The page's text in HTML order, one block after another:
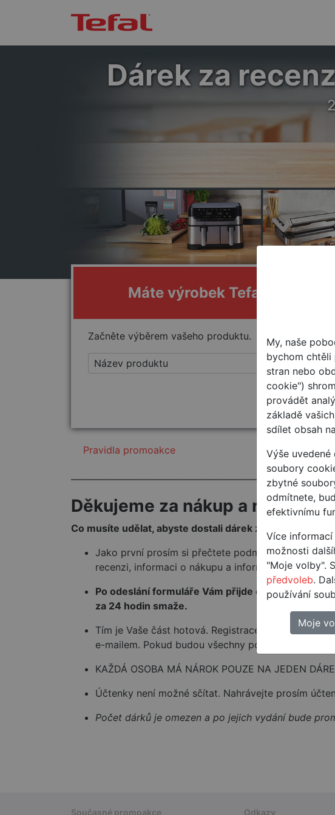
Dárek za
Máte výrobek Tefal
Začněte výběrem vašeho produktu.
Pravidla promoakce
———————————————————————————
Děkujeme za nákup a recenzi
Co musíte udělat, abyste dostali dárek za recenzi?
Jako první prosím si přečtete podmínky akce a
recenzi, informaci o nákupu a informace týkající
Po odeslání formuláře Vám přijde e-mail, ve
za 24 hodin smaže.
Tím je Vaše část hotová. Registrace byla úspěšně
e-mailem. Pokud budou všechny podmínky
KAŽDÁ OSOBA MÁ NÁROK POUZE NA JEDEN
Účtenky není možné sčítat. Nahrávejte prosím
Počet dárků je omezen a po jejich vydání bude
Současné promoakce Odkazy
My, naše
bychom
stran nebo
cookie")
provádět
základě
sdílet obsah
Výše
soubory
zbytné
odmítnete,
efektivnímu
Více
možnosti
"Moje volby".
předvoleb.
používání
Moje